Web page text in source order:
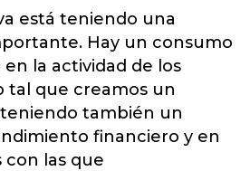
está teniendo una
Hay un consumo
la actividad de los
tal que creamos un
también un
financiero y en
con las que